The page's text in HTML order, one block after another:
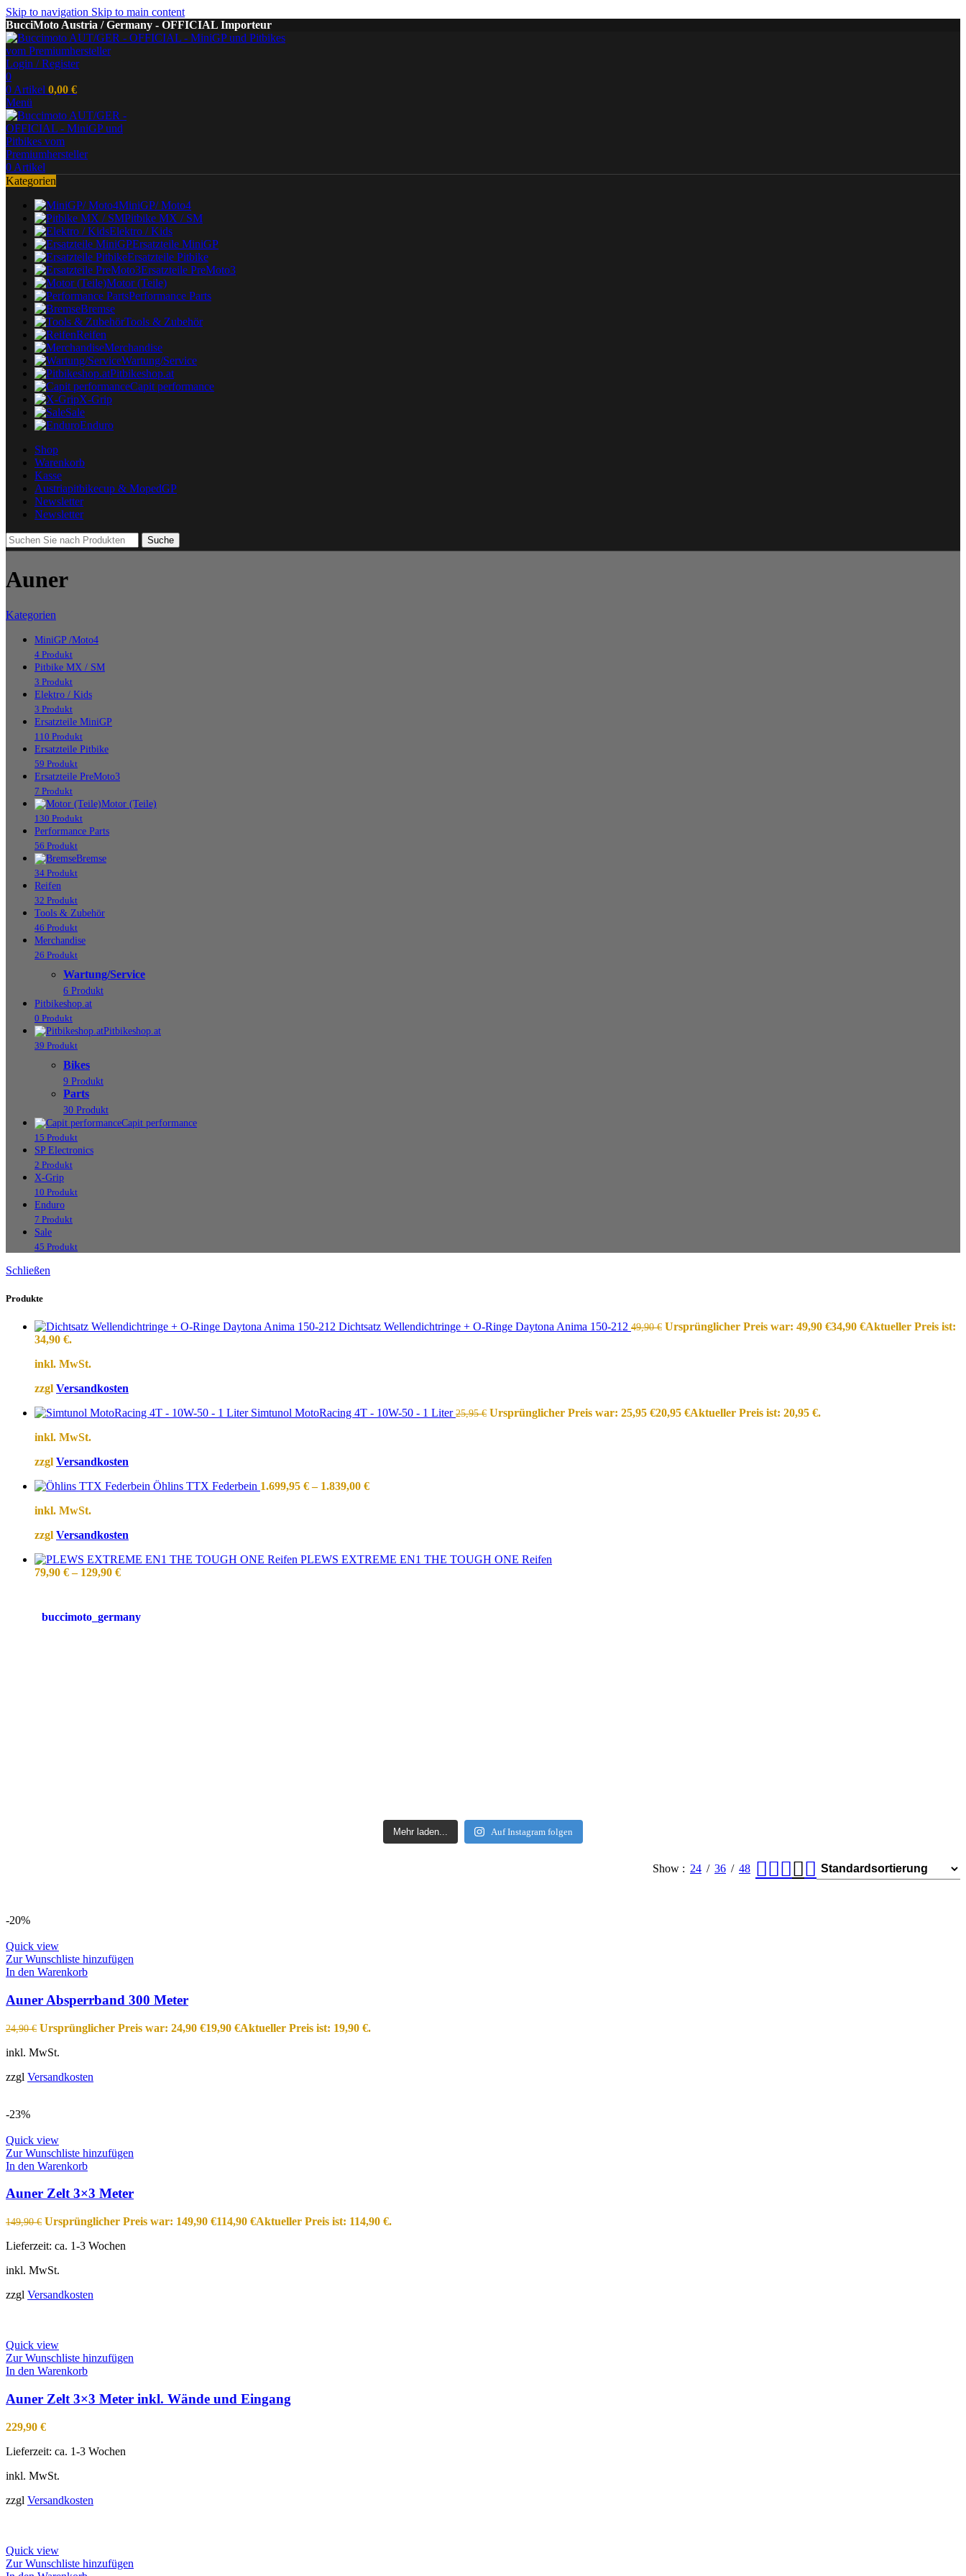
Skip to navigation Skip to main content
BucciMoto Austria / Germany - OFFICIAL Importeur
Login / Register
0
0 Artikel 0,00 €
Menü
0 Artikel
Kategorien
MiniGP/ Moto4
Pitbike MX / SM
Elektro / Kids
Ersatzteile MiniGP
Ersatzteile Pitbike
Ersatzteile PreMoto3
Motor (Teile)
Performance Parts
Bremse
Tools & Zubehör
Reifen
Merchandise
Wartung/Service
Pitbikeshop.at
Capit performance
X-Grip
Sale
Enduro
Shop
Warenkorb
Kasse
Austriapitbikecup & MopedGP
Newsletter
Newsletter
Suche
Auner
Kategorien
MiniGP /Moto4
4 Produkt
Pitbike MX / SM
3 Produkt
Elektro / Kids
3 Produkt
Ersatzteile MiniGP
110 Produkt
Ersatzteile Pitbike
59 Produkt
Ersatzteile PreMoto3
7 Produkt
Motor (Teile)
130 Produkt
Performance Parts
56 Produkt
Bremse
34 Produkt
Reifen
32 Produkt
Tools & Zubehör
46 Produkt
Merchandise
26 Produkt
Wartung/Service
6 Produkt
Pitbikeshop.at
0 Produkt
Pitbikeshop.at
39 Produkt
Bikes
9 Produkt
Parts
30 Produkt
Capit performance
15 Produkt
SP Electronics
2 Produkt
X-Grip
10 Produkt
Enduro
7 Produkt
Sale
45 Produkt
Schließen
Produkte
Dichtsatz Wellendichtringe + O-Ringe Daytona Anima 150-212 49,90€ Ursprünglicher Preis war: 49,90 €34,90 €Aktueller Preis ist:
34,90 €.
inkl. MwSt.
zzgl Versandkosten
Simtunol MotoRacing 4T - 10W-50 - 1 Liter25,95€ Ursprünglicher Preis war: 25,95 €20,95 €Aktueller Preis ist: 20,95 €.
inkl. MwSt.
zzgl Versandkosten
Öhlins TTX Federbein 1.699,95 €– 1.839,00 €
inkl. MwSt.
zzgl Versandkosten
PLEWS EXTREME EN1 THE TOUGH ONE Reifen
79,90 €– 129,90 €
buccimoto_germany
Mehr laden... Auf Instagram folgen
Show 24 36 48
-20%
Quick view
Zur Wunschliste hinzufügen
In den Warenkorb
Auner Absperrband 300 Meter
24,90€ Ursprünglicher Preis war: 24,90 €19,90 €Aktueller Preis ist: 19,90 €.
inkl. MwSt.
zzgl Versandkosten
-23%
Quick view
Zur Wunschliste hinzufügen
In den Warenkorb
Auner Zelt 3×3 Meter
149,90€ Ursprünglicher Preis war: 149,90 €114,90 €Aktueller Preis ist: 114,90 €.
Lieferzeit: ca. 1-3 Wochen
inkl. MwSt.
zzgl Versandkosten
Quick view
Zur Wunschliste hinzufügen
In den Warenkorb
Auner Zelt 3×3 Meter inkl. Wände und Eingang
229,90 €
Lieferzeit: ca. 1-3 Wochen
inkl. MwSt.
zzgl Versandkosten
Quick view
Zur Wunschliste hinzufügen